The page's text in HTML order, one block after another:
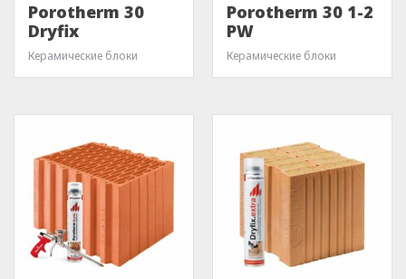
Porotherm 30
Dryfix
Керамические блоки
Porotherm 30 1-2
PW
Керамические блоки